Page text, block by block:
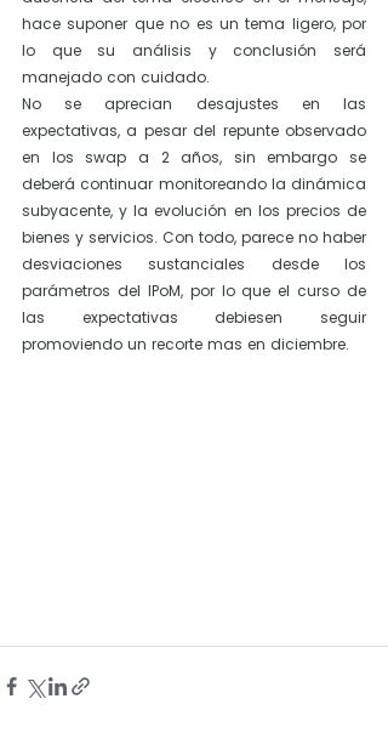
hace suponer que no es un tema ligero, por
lo que su análisis y conclusión será
manejado con cuidado.
No se aprecian desajustes en las
expectativas, a pesar del repunte observado
en los swap a 2 años, sin embargo se
deberá continuar monitoreando la dinámica
subyacente, y la evolución en los precios de
bienes y servicios. Con todo, parece no haber
desviaciones sustanciales desde los
parámetros del IPoM, por lo que el curso de
las expectativas debiesen seguir
promoviendo un recorte mas en diciembre.